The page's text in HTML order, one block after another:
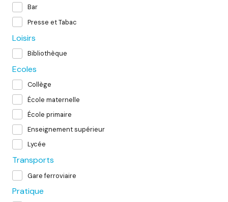
Bar
Presse et Tabac
Loisirs
Bibliothèque
Ecoles
Collège
École maternelle
École primaire
Enseignement supérieur
Lycée
Transports
Gare ferroviaire
Pratique